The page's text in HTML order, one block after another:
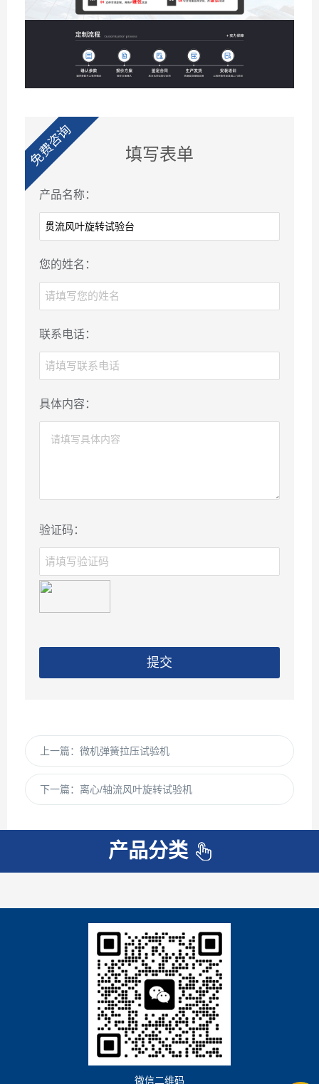
免费咨询 填写表单
产品名称：
您的姓名：
联系电话：
具体内容：
验证码：
提交
上一篇： 微机弹簧拉压试验机
下一篇： 离心/轴流风叶旋转试验机
产品分类
微信二维码